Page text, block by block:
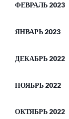
ФЕВРАЛЬ 2023
ЯНВАРЬ 2023
ДЕКАБРЬ 2022
НОЯБРЬ 2022
ОКТЯБРЬ 2022